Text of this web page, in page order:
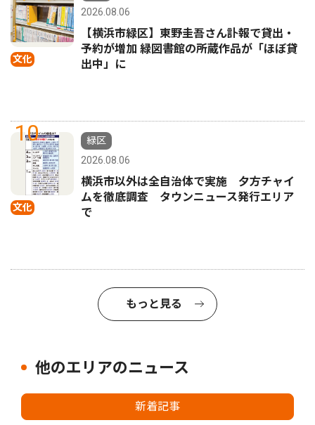
文化
2026.08.06
【横浜市緑区】東野圭吾さん訃報で貸出・
予約が増加 緑図書館の所蔵作品が「ほぼ貸
出中」に
10
文化
緑区
2026.08.06
横浜市以外は全自治体で実施 夕方チャイ
ムを徹底調査 タウンニュース発行エリア
で
もっと見る
他のエリアのニュース
新着記事